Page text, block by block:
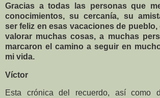
Gracias a todas las personas que
conocimientos, su cercanía, su
ser feliz en esas vacaciones de
valorar muchas cosas, a muchas
marcaron el camino a seguir en
mi vida.
Víctor
Esta crónica del recuerdo, así como